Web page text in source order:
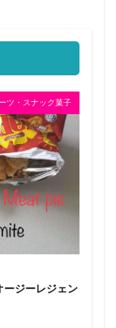
ツ・スナック菓子
ージーレジェン